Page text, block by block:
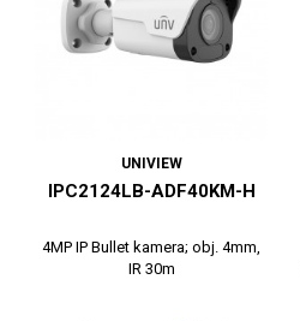
UNIVIEW
IPC2124LB-ADF40KM-H
4MP IP Bullet kamera; obj. 4mm,
IR 30m